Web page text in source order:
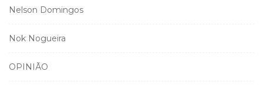
Nelson Domingos
Nok Nogueira
OPINIÃO